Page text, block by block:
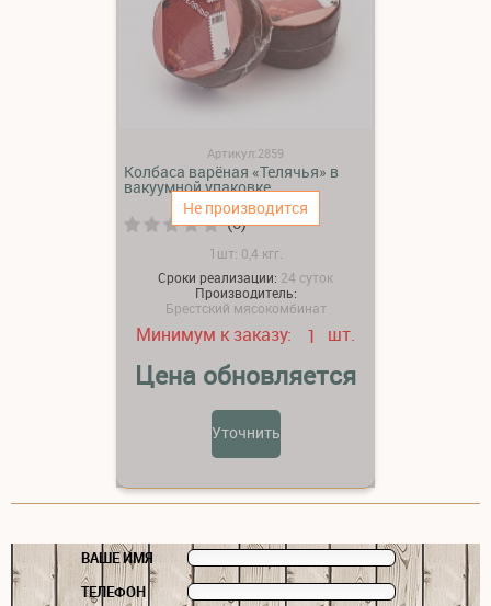
Не производится
Артикул:2859
Колбаса варёная «Телячья» в
вакуумной упаковке
(0)
1шт: 0,4 кгг.
Сроки реализации: 24 суток
Производитель:
Брестский мясокомбинат
Минимум к заказу: 1 шт.
Цена обновляется
Уточнить
ВАШЕ ИМЯ
ТЕЛЕФОН